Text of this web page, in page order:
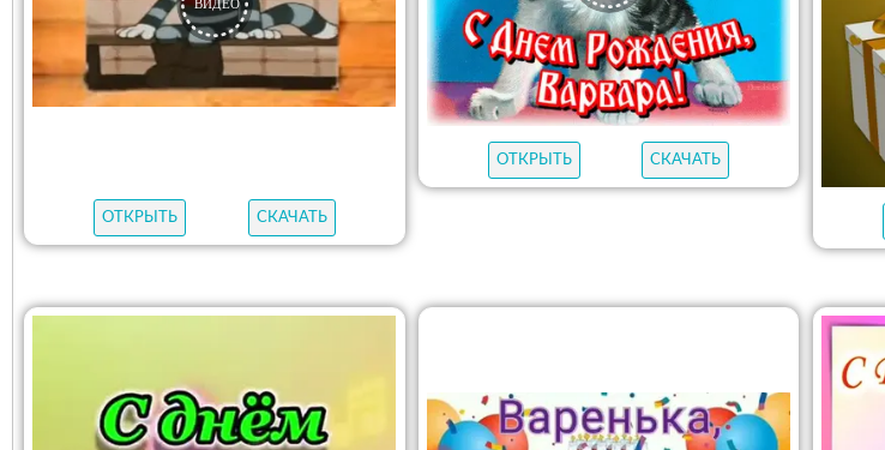
ОТКРЫТЬ СКАЧАТЬ
ОТКРЫТЬ СКАЧАТЬ